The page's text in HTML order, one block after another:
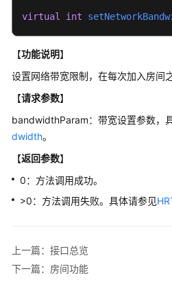
使
用
前
读
SDK
述
私
合
virtual int
【功能说明】
设置网络带宽限制，在每次加入房间
【请求参数】
bandwidthParam：带宽设置参数，
dwidth。
【返回参数】
0：方法调用成功。
>0：方法调用失败。具体请参见
上一篇：接口总览
下一篇：房间功能